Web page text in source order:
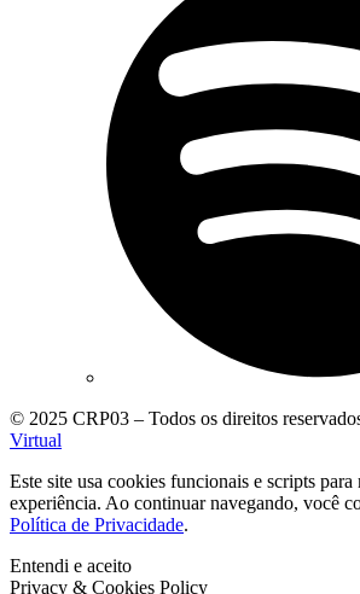
© 2025 CRP03 – Todos os direitos
Virtual
Este site usa cookies funcionais e scripts para
experiência. Ao continuar navegando, você
Política de Privacidade.
Entendi e aceito
Privacy & Cookies Policy